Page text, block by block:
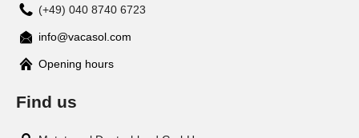
(+49) 040 8740 6723
info@vacasol.com
Opening hours
Find us